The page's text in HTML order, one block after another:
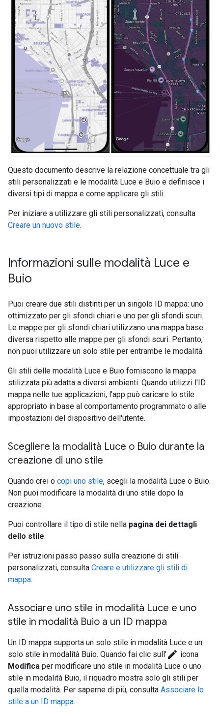
Questo documento descrive la relazione concettuale tra gli
stili personalizzati e le modalità Luce e Buio e definisce i
diversi tipi di mappa e come applicare gli stili.
Per iniziare a utilizzare gli stili personalizzati, consulta
Creare un nuovo stile.
Informazioni sulle modalità Luce e
Buio
Puoi creare due stili distinti per un singolo ID mappa: uno
ottimizzato per gli sfondi chiari e uno per gli sfondi scuri.
Le mappe per gli sfondi chiari utilizzano una mappa base
diversa rispetto alle mappe per gli sfondi scuri. Pertanto,
non puoi utilizzare un solo stile per entrambe le modalità.
Gli stili delle modalità Luce e Buio forniscono la mappa
stilizzata più adatta a diversi ambienti. Quando utilizzi l'ID
mappa nelle tue applicazioni, l'app può caricare lo stile
appropriato in base al comportamento programmato o alle
impostazioni del dispositivo dell'utente.
Scegliere la modalità Luce o Buio durante la
creazione di uno stile
Quando crei o copi uno stile, scegli la modalità Luce o Buio.
Non puoi modificare la modalità di uno stile dopo la
creazione.
Puoi controllare il tipo di stile nella pagina dei dettagli
dello stile.
Per istruzioni passo passo sulla creazione di stili
personalizzati, consulta Creare e utilizzare gli stili di
mappa.
Associare uno stile in modalità Luce e uno
stile in modalità Buio a un ID mappa
Un ID mappa supporta un solo stile in modalità Luce e un
solo stile in modalità Buio. Quando fai clic sull'edit icona
Modifica per modificare uno stile in modalità Luce o uno
stile in modalità Buio, il riquadro mostra solo gli stili per
quella modalità. Per saperne di più, consulta Associare lo
stile a un ID mappa.